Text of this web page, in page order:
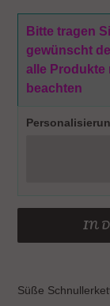
Bitte tragen
gewünscht
alle Produkte
beachten
IN
zum
Süße